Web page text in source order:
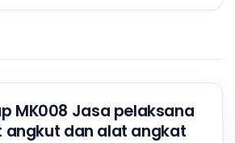
MK008 Jasa pelaksana
angkut dan alat angkat